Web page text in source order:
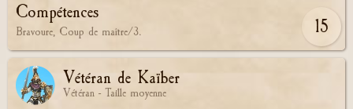
Compétences
Bravoure, Coup de maître/3. 15
Vétéran de Kaïber
Vétéran - Taille moyenne